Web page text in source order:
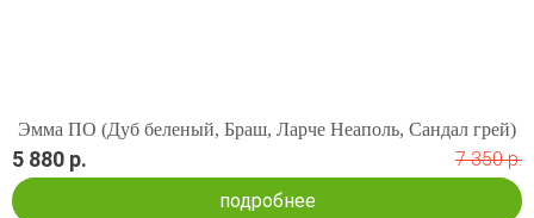
Эмма ПО (Дуб беленый, Браш, Ларче Неаполь, Сандал грей)
5 880 р.
7 350 р.
подробнее